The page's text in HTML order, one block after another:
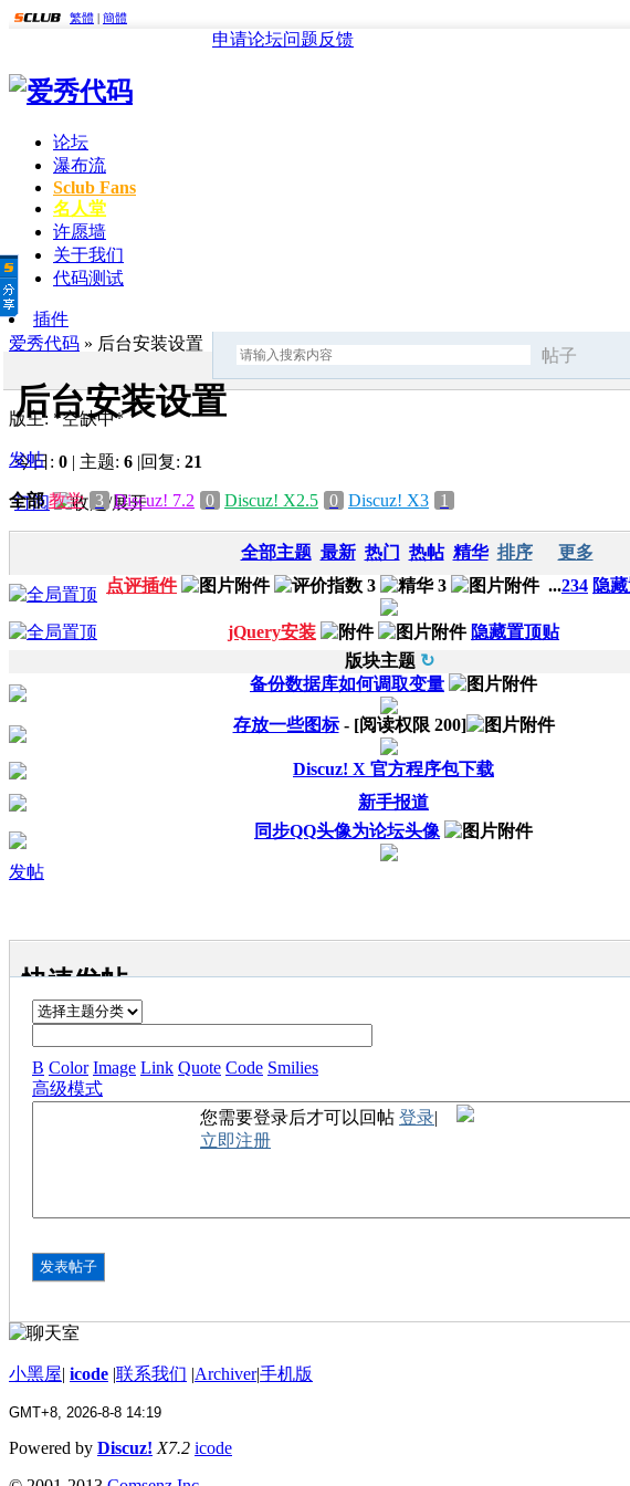
繁體 | 簡體
申请论坛问题反馈
论坛
瀑布流
Sclub Fans
名人堂
许愿墙
关于我们
代码测试
插件
帖子
爱秀代码 » 后台安装设置
后台安装设置
今日: 0 | 主题: 6 |回复: 21
订阅
版主: *空缺中*
发帖
全部 教学 3 Discuz! 7.2 0 Discuz! X2.5 0 Discuz! X3 1
全部主题 最新 热门 热帖 精华 排序 更多
点评插件
...234 隐
jQuery安装 隐藏置顶贴
版块主题↻
备份数据库如何调取变量
存放一些图标- [阅读权限 200]
Discuz! X 官方程序包下载
新手报道
同步QQ头像为论坛头像
发帖
快速发帖
B Color Image Link Quote Code Smilies
高级模式
发表帖子
您需要登录后才可以回帖 登录|
立即注册
小黑屋| icode |联系我们 |Archiver|手机版
GMT+8, 2026-8-8 14:19
Powered by Discuz! X7.2 icode